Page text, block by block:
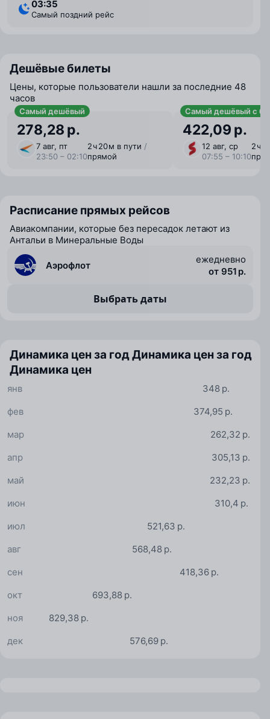
03:35
Самый поздний рейс
Дешёвые билеты
Цены, которые пользователи нашли за последние 48
часов
Самый дешёвый
278,28 р.
7 авг, пт
23:50 – 02:10
2 ⁠ч 20 ⁠м в пути /
прямой
Самый дешёвый с
422,09 р.
12 авг, ср
07:55 – 10:10
2 ⁠ч
Расписание прямых рейсов
Авиакомпании, которые без пересадок летают из
Антальи в Минеральные Воды
Аэрофлот
ежедневно
от 951 р.
Выбрать даты
Динамика цен за годДинамика цен за год
Динамика цен
348 р.
янв
374,95 р.
фев
262,32 р.
мар
305,13 р.
апр
232,23 р.
май
310,4 р.
июн
521,63 р.
июл
568,48 р.
авг
418,36 р.
сен
693,88 р.
окт
829,38 р.
ноя
576,69 р.
дек